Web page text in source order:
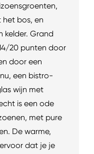
het bos, en
kelder. Grand
20 punten door
door een
een bistro-
wijn met
is een ode
met pure
De warme,
dat je je